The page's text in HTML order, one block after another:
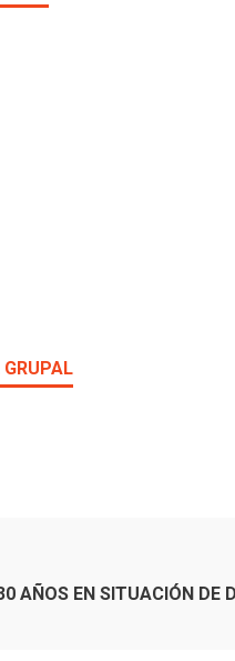
AÑOS EN SITUACIÓN